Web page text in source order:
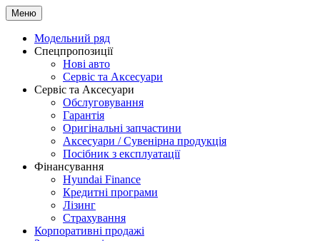
Меню
Модельний ряд
Спецпропозиції
Нові авто
Сервіс та Аксесуари
Сервіс та Аксесуари
Обслуговування
Гарантія
Оригінальні запчастини
Аксесуари / Сувенірна продукція
Посібник з експлуатації
Фінансування
Hyundai Finance
Кредитні програми
Лізинг
Страхування
Корпоративні продажі